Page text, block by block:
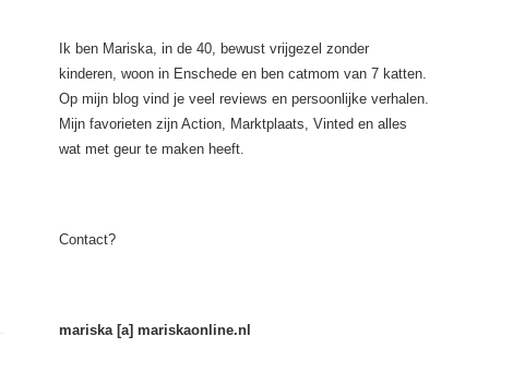
Ik ben Mariska, in de 40, bewust vrijgezel zonder
kinderen, woon in Enschede en ben catmom van 7 katten.
Op mijn blog vind je veel reviews en persoonlijke verhalen.
Mijn favorieten zijn Action, Marktplaats, Vinted en alles
wat met geur te maken heeft.
Contact?
mariska [a] mariskaonline.nl